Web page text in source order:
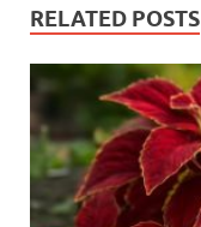
RELATED POSTS